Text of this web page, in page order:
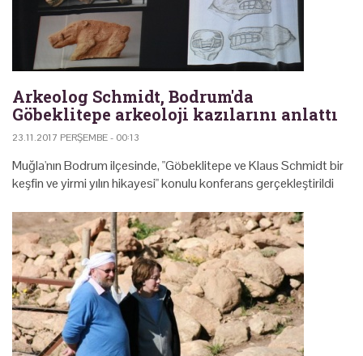
Arkeolog Schmidt, Bodrum'da
Göbeklitepe arkeoloji kazılarını anlattı
23.11.2017 PERŞEMBE - 00:13
Muğla'nın Bodrum ilçesinde, "Göbeklitepe ve Klaus Schmidt bir
keşfin ve yirmi yılın hikayesi" konulu konferans gerçekleştirildi